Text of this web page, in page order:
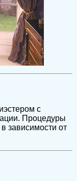
с
Процедуры
зависимости от